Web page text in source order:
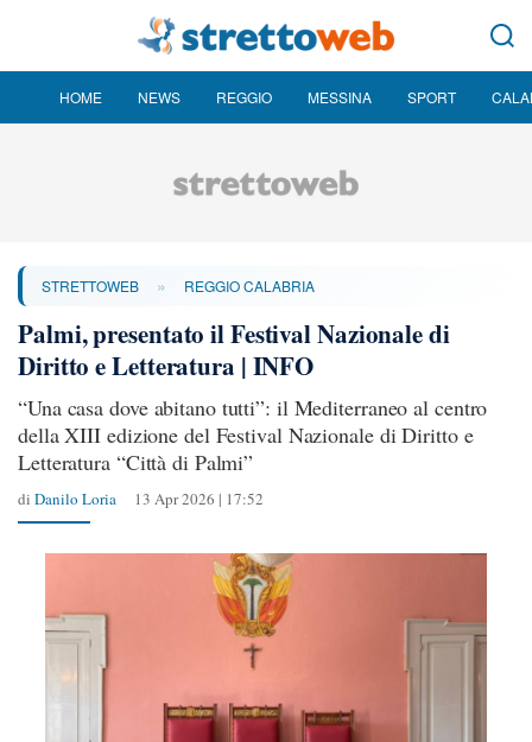
HOME NEWS REGGIO MESSINA SPORT
STRETTOWEB » REGGIO CALABRIA
Palmi, presentato il Festival Nazionale di
Diritto e Letteratura | INFO
“Una casa dove abitano tutti”: il Mediterraneo al centro
della XIII edizione del Festival Nazionale di Diritto e
Letteratura “Città di Palmi”
di Danilo Loria 13 Apr 2026 | 17:52